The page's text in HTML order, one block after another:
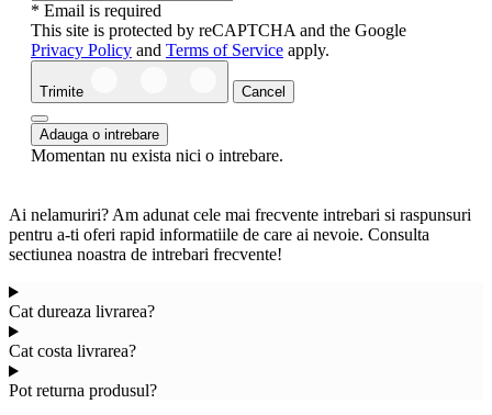
* Email is required
This site is protected by reCAPTCHA and the Google
Privacy Policy and Terms of Service apply.
Trimite Cancel
Adauga o intrebare
Momentan nu exista nici o intrebare.
Ai nelamuriri? Am adunat cele mai frecvente intrebari si raspunsuri
pentru a-ti oferi rapid informatiile de care ai nevoie. Consulta
sectiunea noastra de intrebari frecvente!
Cat dureaza livrarea?
Cat costa livrarea?
Pot returna produsul?